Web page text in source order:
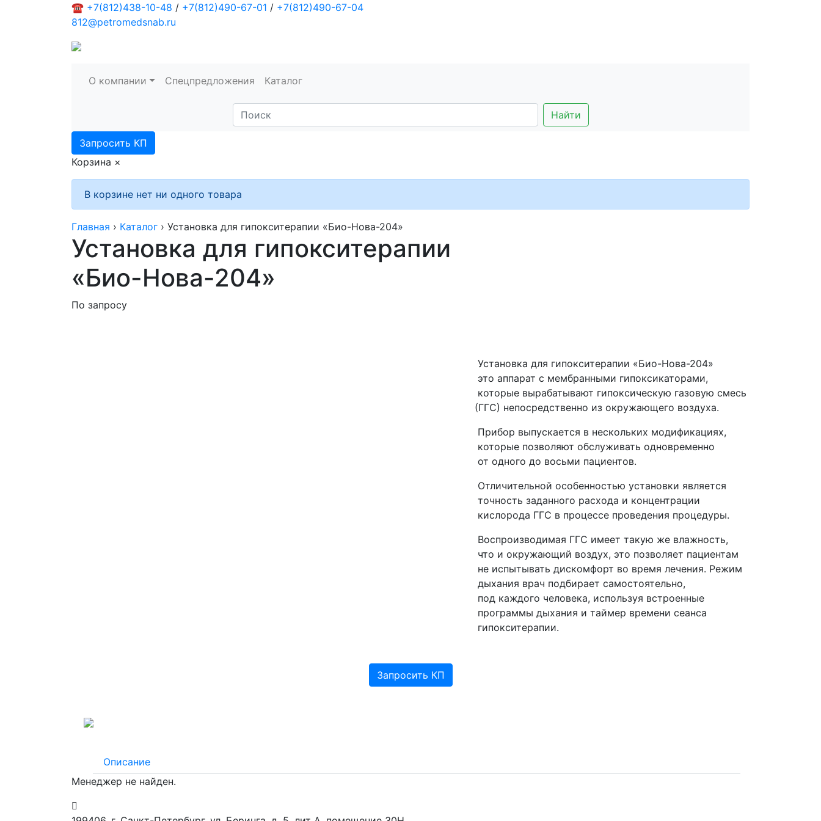
☎ +7(812)438-10-48 / +7(812)490-67-01 / +7(812)490-67-04
812@petromedsnab.ru
О компании Спецпредложения Каталог
Найти
Запросить КП
Корзина ×
В корзине нет ни одного товара
Главная › Каталог › Установка для гипокситерапии «Био-Нова-204»
Установка для гипокситерапии
«Био-Нова-204»
По запросу
Установка для гипокситерапии «Био-Нова-204»
это аппарат с мембранными гипоксикаторами,
которые вырабатывают гипоксическую газовую смесь
(ГГС) непосредственно из окружающего воздуха.
Прибор выпускается в нескольких модификациях,
которые позволяют обслуживать одновременно
от одного до восьми пациентов.
Отличительной особенностью установки является
точность заданного расхода и концентрации
кислорода ГГС в процессе проведения процедуры.
Воспроизводимая ГГС имеет такую же влажность,
что и окружающий воздух, это позволяет пациентам
не испытывать дискомфорт во время лечения. Режим
дыхания врач подбирает самостоятельно,
под каждого человека, используя встроенные
программы дыхания и таймер времени сеанса
гипокситерапии.
Запросить КП
Описание
Менеджер не найден.